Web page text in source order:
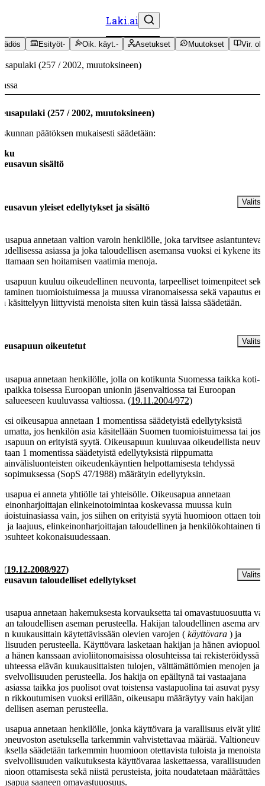
Laki.ai
Esityöt- Oik. käyt.- Asetukset Muutokset Vir.
(257 / 2002, muutoksineen)
(257 /2002, muutoksineen)
päätöksen mukaisesti säädetään:
sisältö
yleiset edellytykset ja sisältö
annetaan valtion varoin henkilölle, joka tarvitsee
asiassa ja joka taloudellisen asemansa vuoksi ei kykene itse
sen hoitamisen vaatimia menoja.
kuuluu oikeudellinen neuvonta, tarpeelliset toimenpiteet
tuomioistuimessa ja muussa viranomaisessa sekä vapautus
käsittelyyn liittyvistä menoista siten kuin tässä laissa säädetään.
oikeutetut
annetaan henkilölle, jolla on kotikunta Suomessa taikka koti-
toisessa Euroopan unionin jäsenvaltiossa tai Euroopan
kuuluvassa valtiossa. (19.11.2004/972)
oikeusapua annetaan 1 momentissa säädetyistä edellytyksistä
jos henkilön asia käsitellään Suomen tuomioistuimessa tai jos
on erityistä syytä. Oikeusapuun kuuluvaa oikeudellista
1 momentissa säädetyistä edellytyksistä riippumatta
oikeudenkäyntien helpottamisesta tehdyssä
(SopS 47/1988) määrätyin edellytyksin.
ei anneta yhtiölle tai yhteisölle. Oikeusapua annetaan
elinkeinotoimintaa koskevassa muussa kuin
vain, jos siihen on erityistä syytä huomioon ottaen
ja laajuus, elinkeinonharjoittajan taloudellinen ja henkilökohtainen
kokonaisuudessaan.
(19.12.2008/927)
taloudelliset edellytykset
annetaan hakemuksesta korvauksetta tai omavastuuosuutta
taloudellisen aseman perusteella. Hakijan taloudellinen asema
kuukausittain käytettävissään olevien varojen ( käyttövara ) ja
perusteella. Käyttövara lasketaan hakijan ja hänen
hänen kanssaan avioliitonomaisissa olosuhteissa tai rekisteröidyssä
elävän kuukausittaisten tulojen, välttämättömien menojen ja
perusteella. Jos hakija on epäiltynä tai vastaajana
taikka jos puolisot ovat toistensa vastapuolina tai asuvat
rikkoutumisen vuoksi erillään, oikeusapu määräytyy vain hakijan
aseman perusteella.
annetaan henkilölle, jonka käyttövara ja varallisuus eivät ylitä
asetuksella tarkemmin vahvistettavaa määrää.
säädetään tarkemmin huomioon otettavista tuloista ja menoista
vaikutuksesta käyttövaraa laskettaessa, varallisuuden
ottamisesta sekä niistä perusteista, joita noudatetaan
saaneen omavastuuosuus.